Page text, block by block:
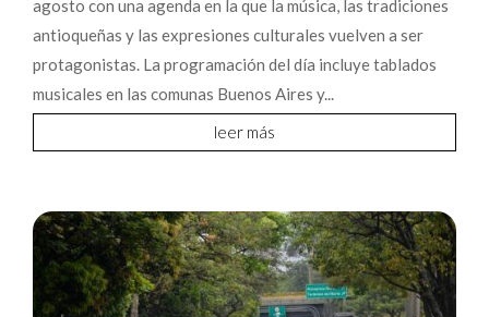
agosto con una agenda en la que la música, las tradiciones
antioqueñas y las expresiones culturales vuelven a ser
protagonistas. La programación del día incluye tablados
musicales en las comunas Buenos Aires y...
leer más